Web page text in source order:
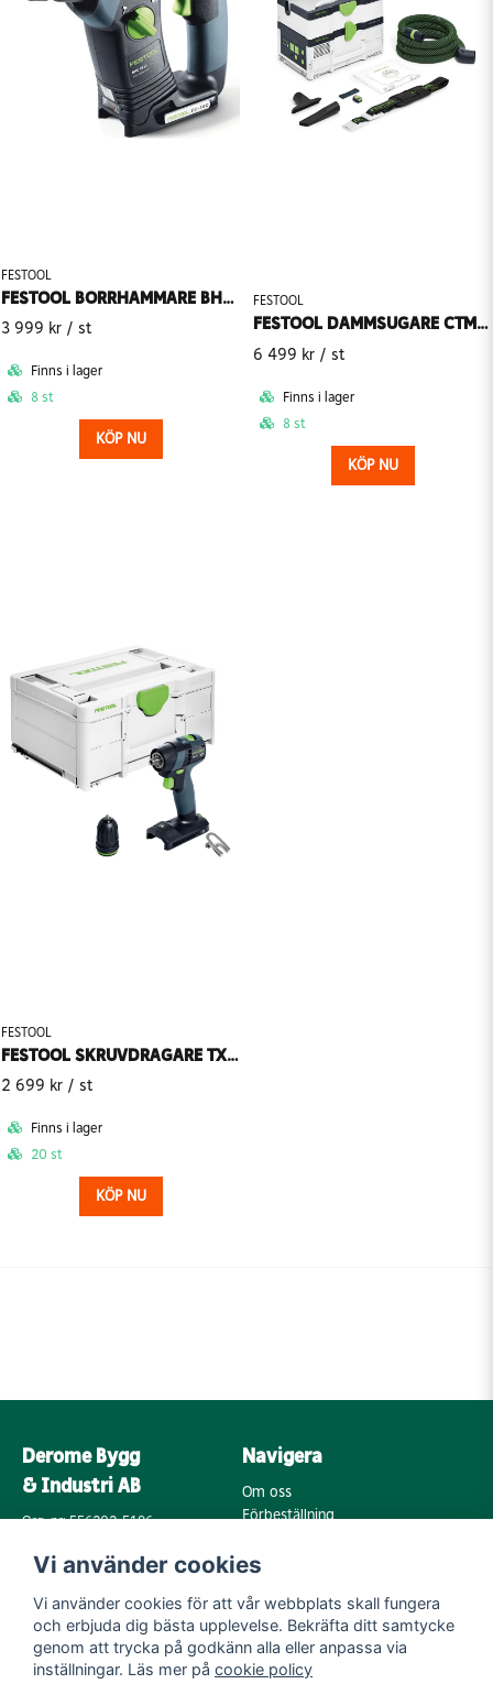
FESTOOL
FESTOOL BORRHAMMARE BHC 18-BASIC 18V (Utan batteri)
3 999 kr / st
Finns i lager
8 st
KÖP NU
FESTOOL
FESTOOL DAMMSUGARE CTMC SYS I-BASIC CLEANTEC SLADDLÖS
6 499 kr / st
Finns i lager
8 st
KÖP NU
FESTOOL
FESTOOL SKRUVDRAGARE TXS 18-BASIC (Utan batteri)
2 699 kr / st
Finns i lager
20 st
KÖP NU
Derome Bygg
& Industri AB
Org. nr: 556202-5196
43248 Varberg
Kontakta oss
Mail:
byggoutlet@support.derome.se
Navigera
Om oss
Förbeställning
Köpvillkor
Integritetspolicy
Cookies
Vi använder cookies
Vi använder cookies för att vår webbplats skall fungera
och erbjuda dig bästa upplevelse. Bekräfta ditt samtycke
genom att trycka på godkänn alla eller anpassa via
inställningar. Läs mer på cookie policy